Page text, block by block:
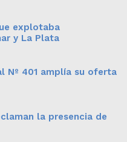
explotaba
y La Plata
Nº 401 amplía su oferta
la presencia de